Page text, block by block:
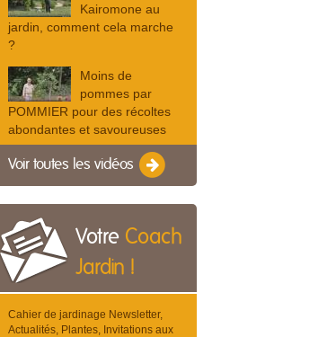
Kairomone au
jardin, comment cela marche
?
Moins de
pommes par
POMMIER pour des récoltes
abondantes et savoureuses
Voir toutes les vidéos
Votre Coach
Jardin !
Cahier de jardinage Newsletter,
Actualités, Plantes, Invitations aux